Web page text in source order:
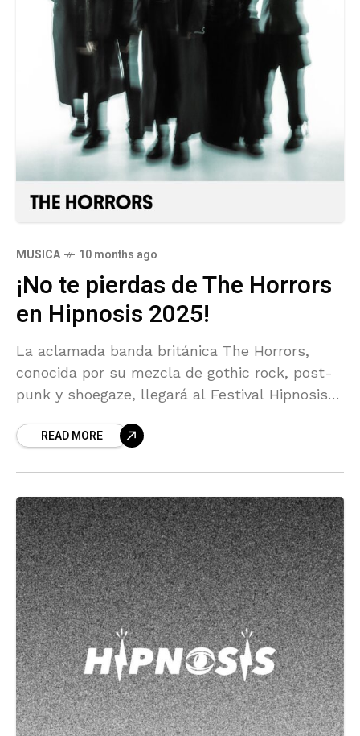
MUSICA 10 months ago
¡No te pierdas de The Horrors
en Hipnosis 2025!
La aclamada banda británica The Horrors,
conocida por su mezcla de gothic rock, post-
punk y shoegaze, llegará al Festival Hipnosis
READ MORE